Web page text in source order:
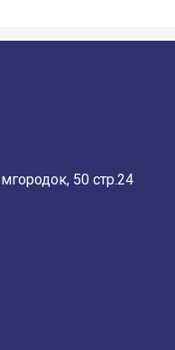
50 стр.24